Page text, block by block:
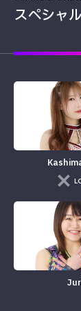
スペシャ